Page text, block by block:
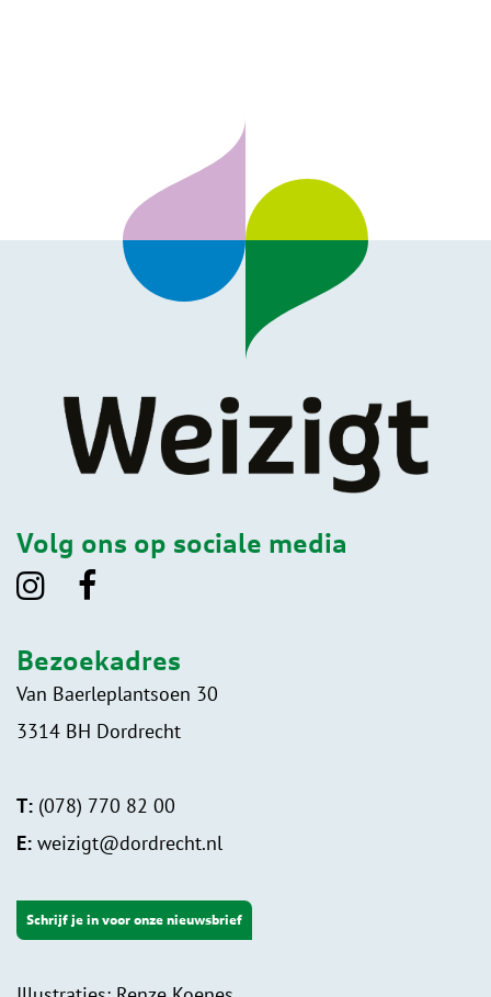
Volg ons op sociale media
Bezoekadres
Van Baerleplantsoen 30
3314 BH Dordrecht
T: (078) 770 82 00
E: weizigt@dordrecht.nl
Schrijf je in voor onze nieuwsbrief